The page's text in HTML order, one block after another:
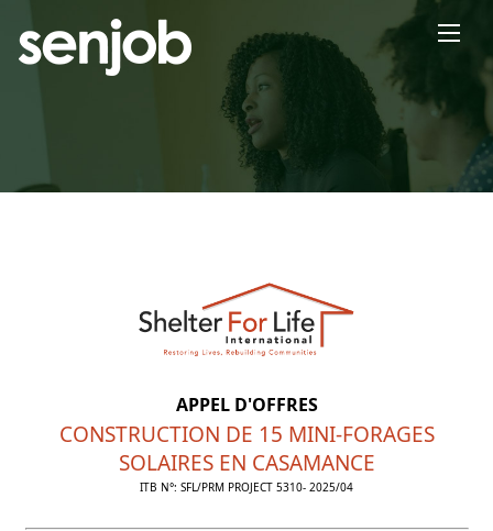
APPEL D'OFFRES
CONSTRUCTION DE 15 MINI-FORAGES
SOLAIRES EN CASAMANCE
ITB N°: SFL/PRM PROJECT 5310- 2025/04
×